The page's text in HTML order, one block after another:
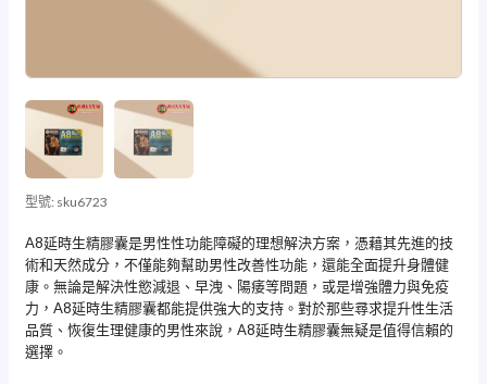
型號: sku6723
A8延時生精膠囊是男性性功能障礙的理想解決方案，憑藉其先進的技
術和天然成分，不僅能夠幫助男性改善性功能，還能全面提升身體健
康。無論是解決性慾減退、早洩、陽痿等問題，或是增強體力與免疫
力，A8延時生精膠囊都能提供強大的支持。對於那些尋求提升性生活
品質、恢復生理健康的男性來說，A8延時生精膠囊無疑是值得信賴的
選擇。